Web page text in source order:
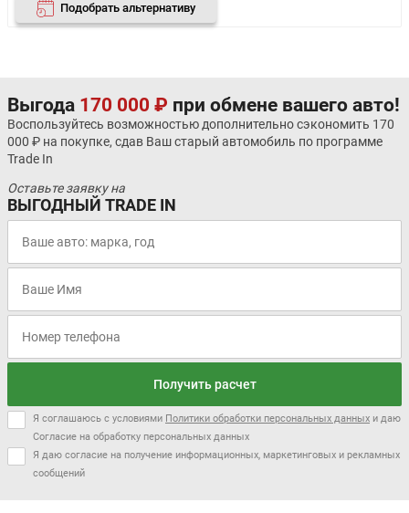
Подобрать альтернативу
Выгода 170 000 ₽ при обмене вашего авто!
Воспользуйтесь возможностью дополнительно сэкономить 170
000 ₽ на покупке, сдав Ваш старый автомобиль по программе
Trade In
Оставьте заявку на
ВЫГОДНЫЙ TRADE IN
Получить расчет
Я соглашаюсь с условиями Политики обработки персональных данных и даю
Согласие на обработку персональных данных
Я даю согласие на получение информационных, маркетинговых и рекламных
сообщений